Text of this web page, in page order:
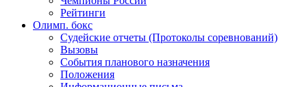
Рейтинги
Олимп. бокс
Судейские отчеты (Протоколы соревнований)
Вызовы
События планового назначения
Положения